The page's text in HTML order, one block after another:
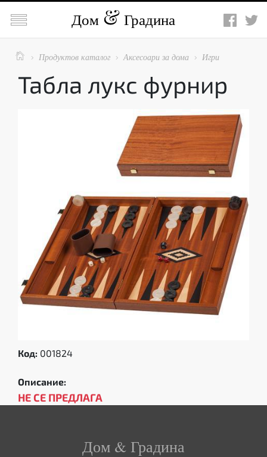
 Дом Градина
  Продуктов каталог  Аксесоари за дома  Игри
Табла лукс фурнир
Код: 001824
Описание:
НЕ СЕ ПРЕДЛАГА
Дом & Градина